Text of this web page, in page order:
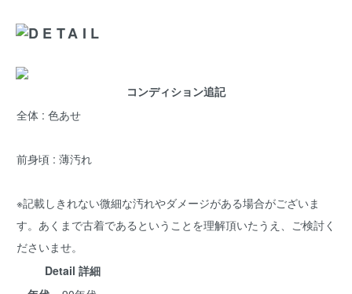
コンディション追記
全体 : 色あせ
前身頃 : 薄汚れ
※記載しきれない微細な汚れやダメージがある場合がございま
す。あくまで古着であるということを理解頂いたうえ、ご検討く
ださいませ。
Detail 詳細